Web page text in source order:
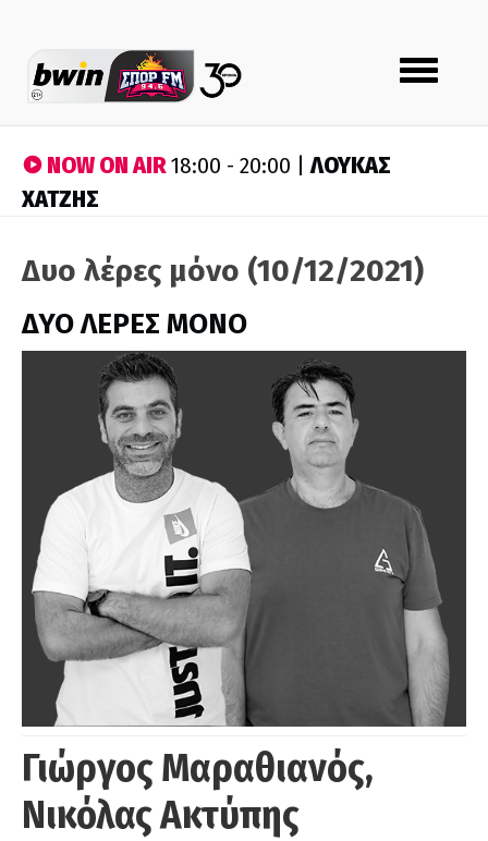
Toggle
navigation
NOW ON AIR18:00 - 20:00 |ΛΟΥΚΑΣ
ΧΑΤΖΗΣ
Δυο λέρες μόνο (10/12/2021)
ΔΥΟ ΛΕΡΕΣ ΜΟΝΟ
Γιώργος Μαραθιανός,
Νικόλας Ακτύπης